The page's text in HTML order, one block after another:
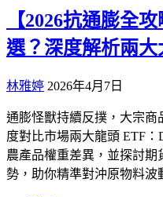
【2026抗通膨全
選？深度解析兩
林雅婷 2026年4月7日
通膨怪獸持續反撲，大宗
度對比市場兩大龍頭 ETF
農產品權重差異，並探討期
勢，助你精準對沖原物料波